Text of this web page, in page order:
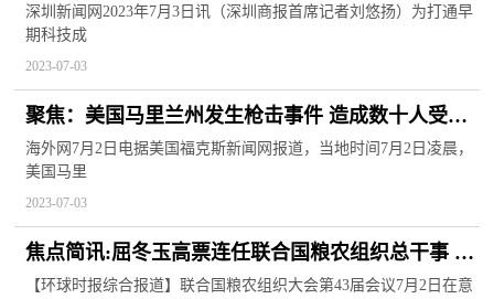
元-焦点热闻
深圳新闻网2023年7月3日讯（深圳商报首席记者刘悠扬）为打通早
期科技成
2023-07-03
聚焦：美国马里兰州发生枪击事件 造成数十人受伤
多人死亡
海外网7月2日电据美国福克斯新闻网报道，当地时间7月2日凌晨，
美国马里
2023-07-03
焦点简讯:屈冬玉高票连任联合国粮农组织总干事 任
期至2027年7月31日
【环球时报综合报道】联合国粮农组织大会第43届会议7月2日在意